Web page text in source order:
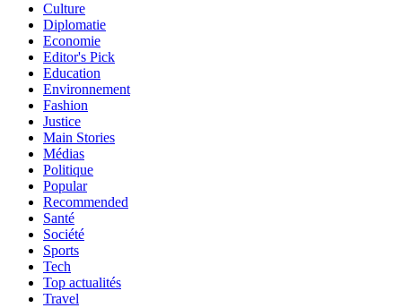
Culture
Diplomatie
Economie
Editor's Pick
Education
Environnement
Fashion
Justice
Main Stories
Médias
Politique
Popular
Recommended
Santé
Société
Sports
Tech
Top actualités
Travel